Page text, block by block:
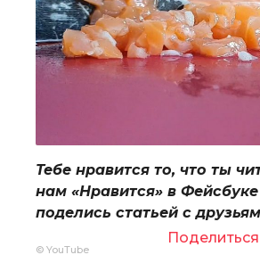
Тебе нравится то, что ты
нам «Нравится» в
поделись статьей с
Поделиться
© YouTube